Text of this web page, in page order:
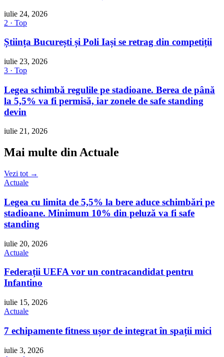
iulie 24, 2026
2 · Top
Știința București și Poli Iași se retrag din competiții
iulie 23, 2026
3 · Top
Legea schimbă regulile pe stadioane. Berea de până
la 5,5% va fi permisă, iar zonele de safe standing
devin
iulie 21, 2026
Mai multe din Actuale
Vezi tot →
Actuale
Legea cu limita de 5,5% la bere aduce schimbări pe
stadioane. Minimum 10% din peluză va fi safe
standing
iulie 20, 2026
Actuale
Federații UEFA vor un contracandidat pentru
Infantino
iulie 15, 2026
Actuale
7 echipamente fitness ușor de integrat în spații mici
iulie 3, 2026